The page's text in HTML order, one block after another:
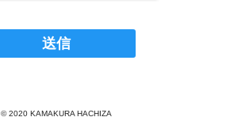
© 2020 KAMAKURA HACHIZA